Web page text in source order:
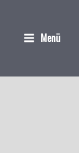
Menu
Menü